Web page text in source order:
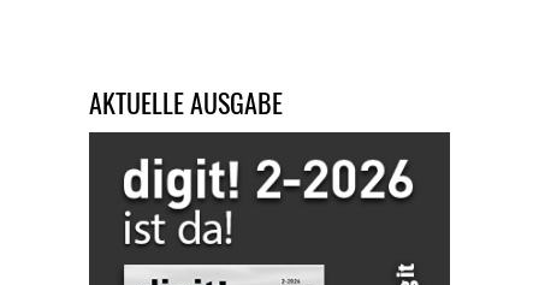
AKTUELLE AUSGABE